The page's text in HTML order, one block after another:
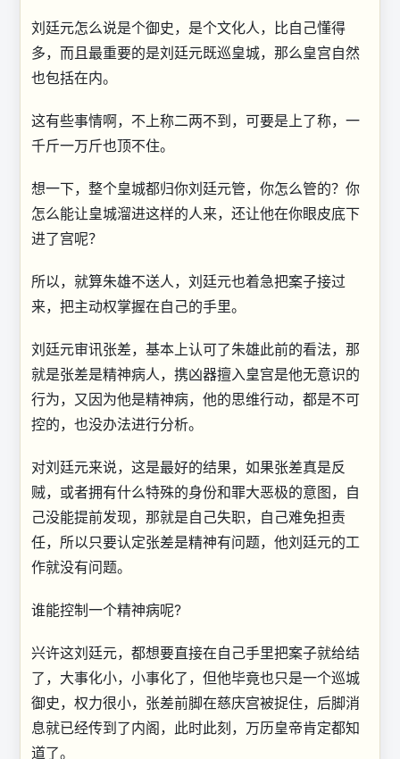
刘廷元怎么说是个御史，是个文化人，比自己懂得
多，而且最重要的是刘廷元既巡皇城，那么皇宫自然
也包括在内。
这有些事情啊，不上称二两不到，可要是上了称，一
千斤一万斤也顶不住。
想一下，整个皇城都归你刘廷元管，你怎么管的？你
怎么能让皇城溜进这样的人来，还让他在你眼皮底下
进了宫呢？
所以，就算朱雄不送人，刘廷元也着急把案子接过
来，把主动权掌握在自己的手里。
刘廷元审讯张差，基本上认可了朱雄此前的看法，那
就是张差是精神病人，携凶器擅入皇宫是他无意识的
行为，又因为他是精神病，他的思维行动，都是不可
控的，也没办法进行分析。
对刘廷元来说，这是最好的结果，如果张差真是反
贼，或者拥有什么特殊的身份和罪大恶极的意图，自
己没能提前发现，那就是自己失职，自己难免担责
任，所以只要认定张差是精神有问题，他刘廷元的工
作就没有问题。
谁能控制一个精神病呢?
兴许这刘廷元，都想要直接在自己手里把案子就给结
了，大事化小，小事化了，但他毕竟也只是一个巡城
御史，权力很小，张差前脚在慈庆宫被捉住，后脚消
息就已经传到了内阁，此时此刻，万历皇帝肯定都知
道了。